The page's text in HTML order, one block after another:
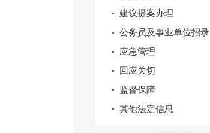
建议提案办理
公务员及事业单位招录
应急管理
回应关切
监督保障
其他法定信息